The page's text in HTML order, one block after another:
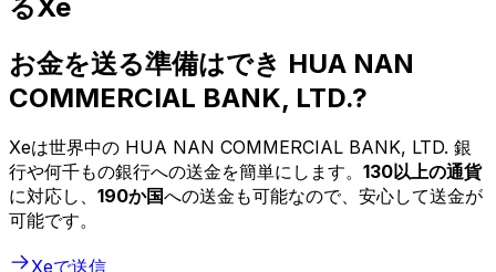
るXe
お金を送る準備はでき HUA NAN
COMMERCIAL BANK, LTD.?
Xeは世界中の HUA NAN COMMERCIAL BANK, LTD. 銀
行や何千もの銀行への送金を簡単にします。 130以上の通貨
に対応し、 190か国への送金も可能なので、安心して送金が
可能です。
Xeで送信